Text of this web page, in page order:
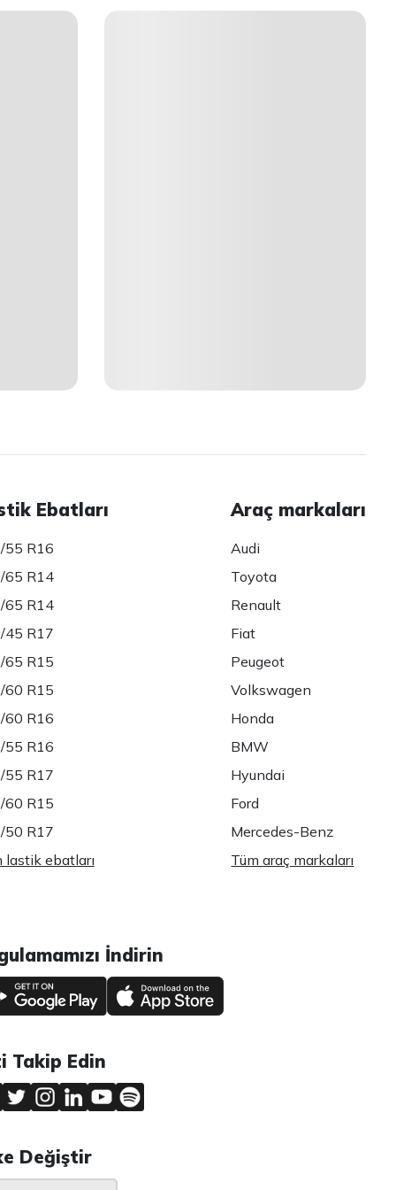
Ebatları
55 R16
65 R14
65 R14
45 R17
65 R15
60 R15
60 R16
55 R16
55 R17
60 R15
50 R17
lastik ebatları
Araç markaları
Audi
Toyota
Renault
Fiat
Peugeot
Volkswagen
Honda
BMW
Hyundai
Ford
Mercedes-Benz
Tüm araç markaları
İndirin
Takip Edin
Değiştir